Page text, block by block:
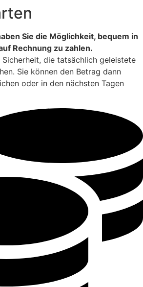
Sie die Möglichkeit, bequem in
Rechnung zu zahlen.
die tatsächlich geleistete
Sie können den Betrag dann
oder in den nächsten Tagen